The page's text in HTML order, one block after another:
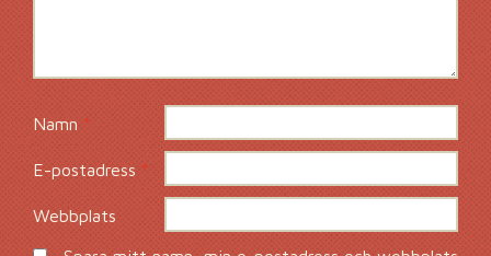
Namn *
E-postadress*
Webbplats